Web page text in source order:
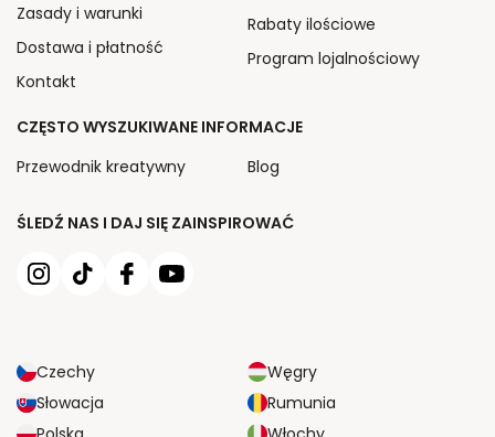
ŚLEDŹ NAS I DAJ SIĘ ZAINSPIROWAĆ
Czechy
Węgry
Słowacja
Rumunia
Zasady i warunki
Dostawa i płatność
Kontakt
Rabaty ilościowe
Program lojalnościowy
CZĘSTO WYSZUKIWANE INFORMACJE
Przewodnik kreatywny
Blog